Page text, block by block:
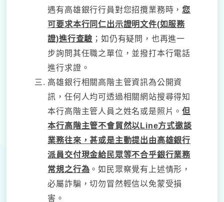
遇有高雄銀行行員對您招攬業務時，您
可要求本行同仁出示證明文件(如服務
證)進行查驗 ；如仍有疑問，也再進一
步詢問其任職之單位，並撥打本行電話
進行求證。
高雄銀行相關高階主管資訊為公開資
訊，任何人均可透過相關網站搜尋得知
本行高階主管人員之姓名或是照片。但
本行高階主管不會貿然以Line方式邀談
業務往來，甚或是主動提出由高雄銀行
派員交付現金給民眾等不合乎銀行業務
常規之行為 。如民眾察覺有上述情形，
必屬詐騙，切勿冒然輕信以免蒙受損
害。